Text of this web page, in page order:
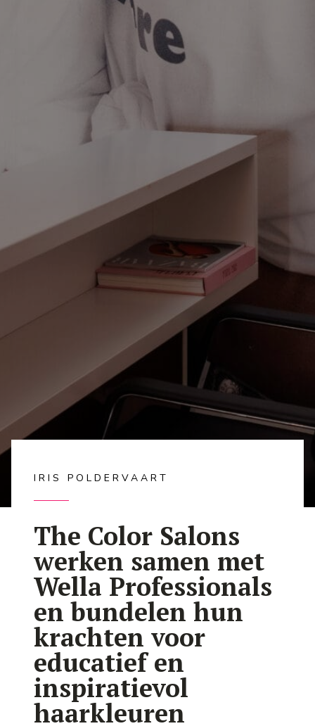
IRIS POLDERVAART
The Color Salons
werken samen met
Wella Professionals
en bundelen hun
krachten voor
educatief en
inspiratievol
haarkleuren